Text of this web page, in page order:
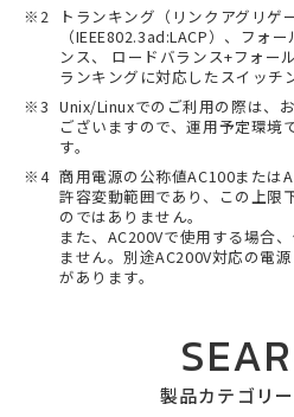
トランキング（リンクアグリゲ
（IEEE802.3ad:LACP）、フォ
ンス、 ロードバランス+フォー
ランキングに対応したスイッチ
Unix/Linuxでのご利用の際は、
ございますので、運用予定環境
す。
商用電源の公称値AC100または
許容変動範囲であり、この上限
のではありません。
また、AC200Vで使用する場合
ません。別途AC200V対応の電
があります。
製品カテゴリ